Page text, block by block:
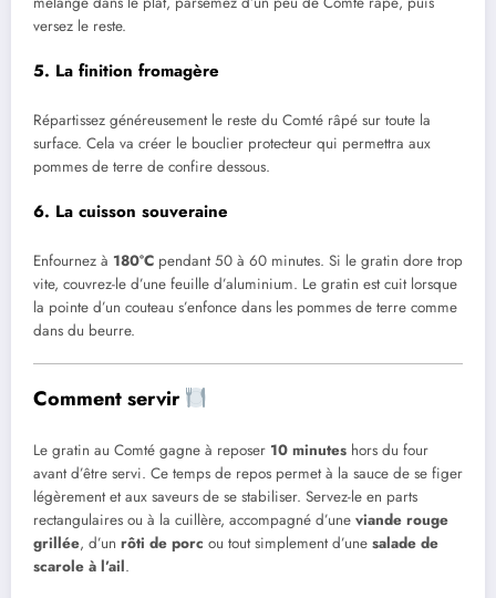
versez le reste.
5. La finition fromagère
Répartissez généreusement le reste du Comté râpé sur toute la
surface. Cela va créer le bouclier protecteur qui permettra aux
pommes de terre de confire dessous.
6. La cuisson souveraine
Enfournez à 180°C pendant 50 à 60 minutes. Si le gratin dore trop
vite, couvrez-le d’une feuille d’aluminium. Le gratin est cuit lorsque
la pointe d’un couteau s’enfonce dans les pommes de terre comme
dans du beurre.
Comment servir
Le gratin au Comté gagne à reposer 10 minutes hors du four
avant d’être servi. Ce temps de repos permet à la sauce de se figer
légèrement et aux saveurs de se stabiliser. Servez-le en parts
rectangulaires ou à la cuillère, accompagné d’une viande rouge
grillée, d’un rôti de porc ou tout simplement d’une salade de
scarole à l’ail.